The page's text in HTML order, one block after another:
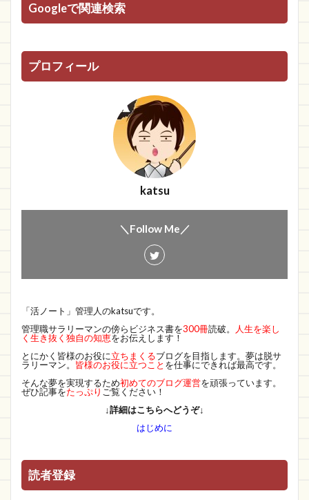
Googleで関連検索
プロフィール
katsu
＼Follow Me／
「活ノート」管理人のkatsuです。
管理職サラリーマンの傍らビジネス書を300冊読破。
人生を楽し
く生き抜く独自の知恵をお伝えします！
とにかく皆様のお役に立ちまくるブログを目指します。夢は脱サ
ラリーマン。 皆様のお役に立つこと を仕事にできれば最高です。
そんな夢を実現するため初めてのブログ運営を頑張っています。
ぜひ記事をたっぷり ご覧ください！
↓詳細はこちらへどうぞ↓
はじめに
読者登録